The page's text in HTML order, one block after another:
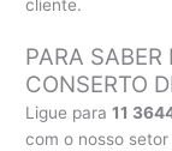
cliente.
PARA SABER
CONSERTO
Ligue para11
com o nosso